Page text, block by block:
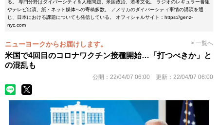
る。 専門分野はダイバーシティ＆人種問題、米国政治、若者文化。 ラジオのレギュラー番組
やテレビ出演、紙・ネット媒体への寄稿多数。 アメリカのダイバーシティ事情の講演を通
じ、日本における課題についても発信している。 オフィシャルサイト：https://genz-
nyc.com
ニューヨークからお届けします。 > 一覧へ
米国で4回目のコロナワクチン接種開始…「打つべきか」と
の混乱も
公開： 22/04/07 06:00 更新： 22/04/07 06:00